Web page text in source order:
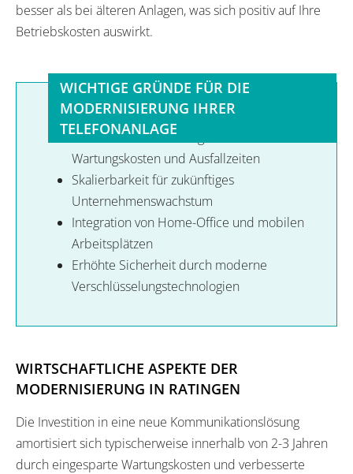
besser als bei älteren Anlagen, was sich positiv auf Ihre
Betriebskosten auswirkt.
WICHTIGE GRÜNDE FÜR DIE
MODERNISIERUNG IHRER
TELEFONANLAGE
Drastische Reduzierung der
Wartungskosten und Ausfallzeiten
Skalierbarkeit für zukünftiges
Unternehmenswachstum
Integration von Home-Office und mobilen
Arbeitsplätzen
Erhöhte Sicherheit durch moderne
Verschlüsselungstechnologien
WIRTSCHAFTLICHE ASPEKTE DER
MODERNISIERUNG IN RATINGEN
Die Investition in eine neue Kommunikationslösung
amortisiert sich typischerweise innerhalb von 2-3 Jahren
durch eingesparte Wartungskosten und verbesserte